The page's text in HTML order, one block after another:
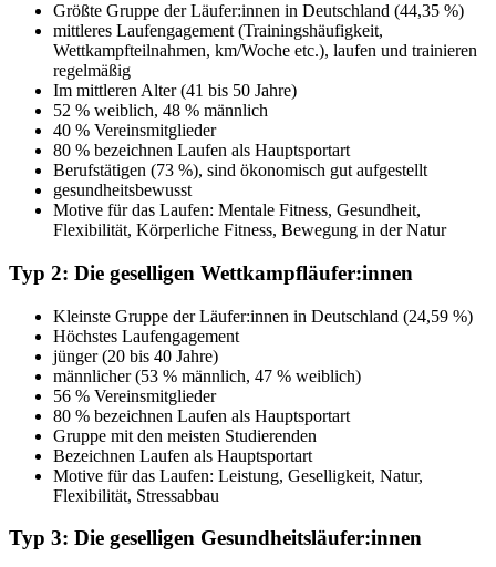
Größte Gruppe der Läufer:innen in Deutschland (44,35 %)
mittleres Laufengagement (Trainingshäufigkeit,
Wettkampfteilnahmen, km/Woche etc.), laufen und trainieren
regelmäßig
Im mittleren Alter (41 bis 50 Jahre)
52 % weiblich, 48 % männlich
40 % Vereinsmitglieder
80 % bezeichnen Laufen als Hauptsportart
Berufstätigen (73 %), sind ökonomisch gut aufgestellt
gesundheitsbewusst
Motive für das Laufen: Mentale Fitness, Gesundheit,
Flexibilität, Körperliche Fitness, Bewegung in der Natur
Typ 2: Die geselligen Wettkampfläufer:innen
Kleinste Gruppe der Läufer:innen in Deutschland (24,59 %)
Höchstes Laufengagement
jünger (20 bis 40 Jahre)
männlicher (53 % männlich, 47 % weiblich)
56 % Vereinsmitglieder
80 % bezeichnen Laufen als Hauptsportart
Gruppe mit den meisten Studierenden
Bezeichnen Laufen als Hauptsportart
Motive für das Laufen: Leistung, Geselligkeit, Natur,
Flexibilität, Stressabbau
Typ 3: Die geselligen Gesundheitsläufer:innen